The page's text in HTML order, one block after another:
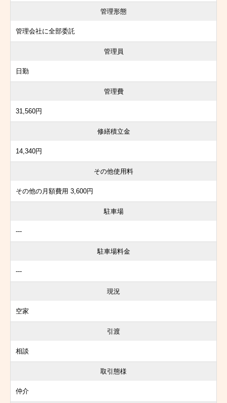
管理形態
管理会社に全部委託
管理員
日勤
管理費
31,560円
修繕積立金
14,340円
その他使用料
その他の月額費用 3,600円
駐車場
---
駐車場料金
---
現況
空家
引渡
相談
取引態様
仲介